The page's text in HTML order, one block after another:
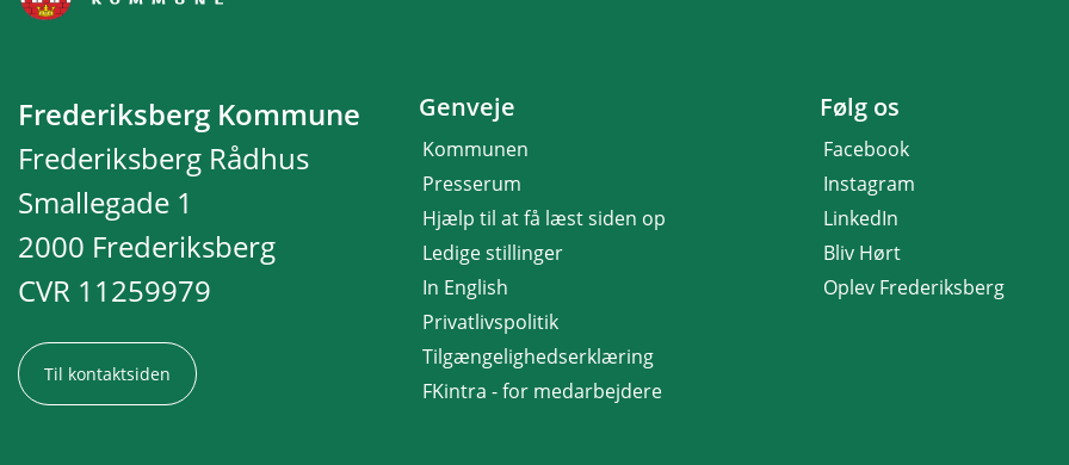
Frederiksberg Kommune
Frederiksberg Rådhus
Smallegade 1
2000 Frederiksberg
CVR 11259979
Til kontaktsiden
Genveje
Kommunen
Presserum
Hjælp til at få læst siden op
Ledige stillinger
In English
Privatlivspolitik
Tilgængelighedserklæring
FKintra - for medarbejdere
Følg os
Facebook
Instagram
LinkedIn
Bliv Hørt
Oplev Frederiksberg